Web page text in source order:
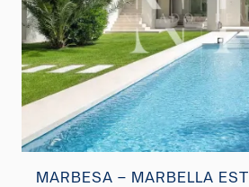
MARBESA – MARBELLA EST